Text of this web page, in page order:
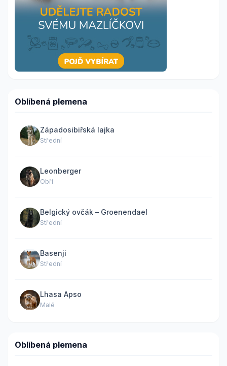
Oblíbená plemena
Západosibiřská lajka
Střední
Leonberger
Obří
Belgický ovčák – Groenendael
Střední
Basenji
Střední
Lhasa Apso
Malé
Oblíbená plemena